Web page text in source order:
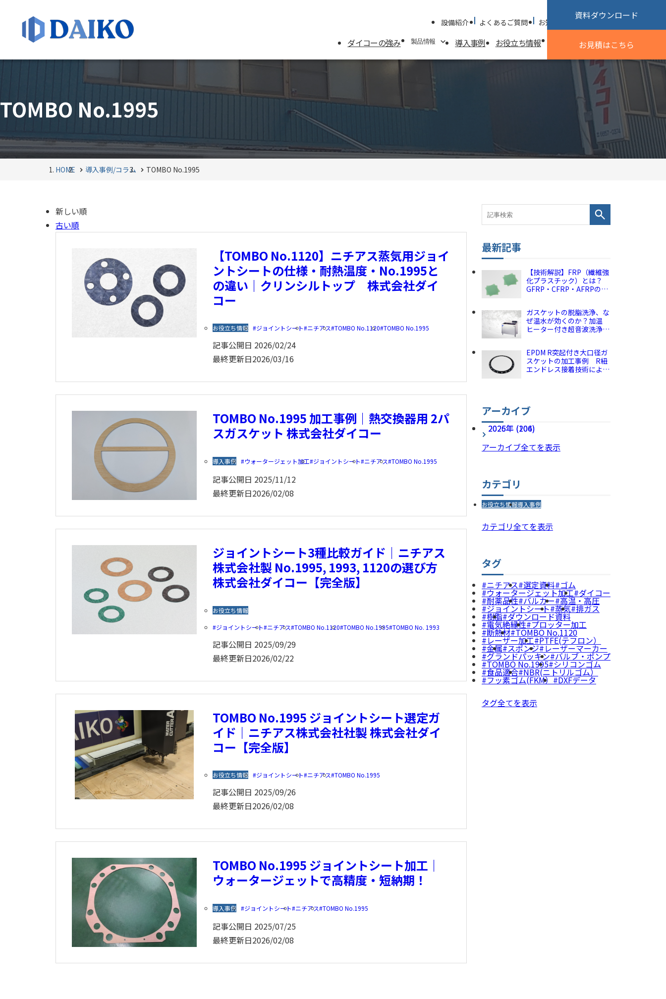
設備紹介 よくあるご質問 お知らせ 採用情報 お問い合わせ
ダイコーの強み 製品情報
用途別から探す
導入事例 お役立ち情報
沿革
Instagram
試作加工のご相談
資料ダウンロード
お見積はこちら
TOMBO No.1995
HOME 導入事例/コラム TOMBO No.1995
新しい順
古い順
【TOMBO No.1120】ニチアス蒸気用ジョイ
ントシートの仕様・耐熱温度・No.1995と
の違い｜クリンシルトップ 株式会社ダイ
コー
お役立ち情報 ジョイントシート ニチアス TOMBO No.1120 TOMBO No.1995
記事公開日 2026/02/24
最終更新日2026/03/16
TOMBO No.1995 加工事例｜熱交換器用 2パ
スガスケット 株式会社ダイコー
導入事例 ウォータージェット加工 ジョイントシート ニチアス TOMBO No.1995
記事公開日 2025/11/12
最終更新日2026/02/08
ジョイントシート3種比較ガイド｜ニチアス
株式会社製 No.1995, 1993, 1120の選び方
株式会社ダイコー【完全版】
お役立ち情報
ジョイントシート ニチアス TOMBO No.1120 TOMBO No.1995 TOMBO No. 1993
記事公開日 2025/09/29
最終更新日2026/02/22
TOMBO No.1995 ジョイントシート選定ガ
イド｜ニチアス株式会社社製 株式会社ダイ
コー【完全版】
お役立ち情報 ジョイントシート ニチアス TOMBO No.1995
記事公開日 2025/09/26
最終更新日2026/02/08
TOMBO No.1995 ジョイントシート加工｜
ウォータージェットで高精度・短納期！
導入事例 ジョイントシート ニチアス TOMBO No.1995
記事公開日 2025/07/25
最終更新日2026/02/08
最新記事
【技術解説】FRP（繊維強
化プラスチック）とは？
GFRP・CFRP・AFRPの違
ガスケットの脱脂洗浄、な
ぜ温水が効くのか？加温
ヒーター付き超音波洗浄の
EPDM R突起付き大口径ガ
スケットの加工事例 R紐
エンドレス接着技術による
アーカイブ
2026年 (106)
2025年 (204)
アーカイブ全てを表示
カテゴリ
お役立ち情報導入事例
カテゴリ全てを表示
タグ
ニチアス 選定資料 ゴム
ウォータージェット加工 ダイコー
耐薬品性 バルカー 高温・高圧
ジョイントシート 蒸気 排ガス
樹脂 ダウンロード資料
電気絶縁性 プロッター加工
断熱材 TOMBO No.1120
レーザー加工 PTFE(テフロン）
金属 スポンジ レーザーマーカー
グランドパッキン バルブ・ポンプ
TOMBO No.1995 シリコンゴム
食品適合 NBR(ニトリルゴム）
フッ素ゴム(FKM） DXFデータ
タグ全てを表示